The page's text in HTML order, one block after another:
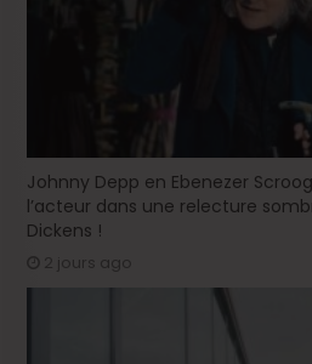
Johnny Depp en Ebenezer
l’acteur dans une relecture
Dickens !
2 jours ago